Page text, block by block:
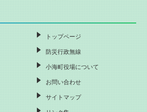
トップページ
防災行政無線
小海町役場について
お問い合わせ
サイトマップ